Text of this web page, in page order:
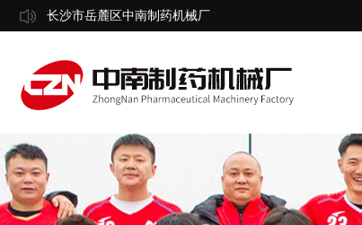
长沙市岳麓区中南制药机械厂